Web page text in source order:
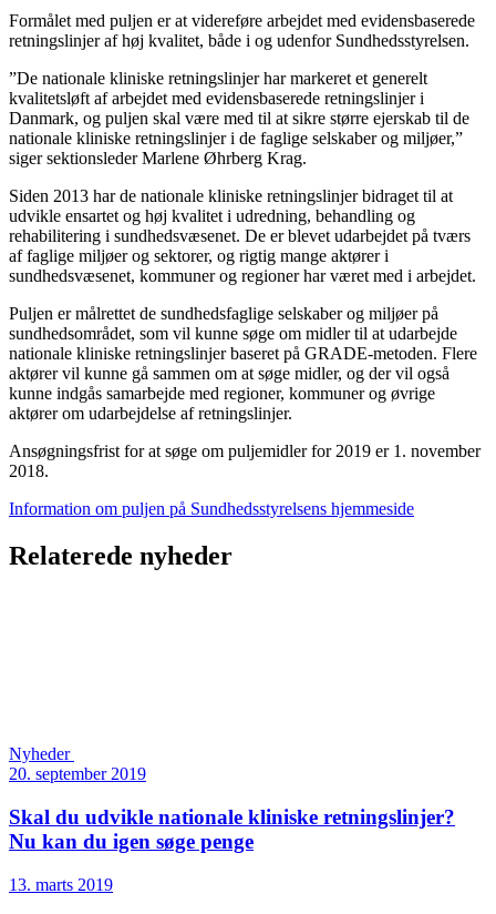
Formålet med puljen er at videreføre arbejdet med evidensbaserede
retningslinjer af høj kvalitet, både i og udenfor Sundhedsstyrelsen.
”De nationale kliniske retningslinjer har markeret et generelt
kvalitetsløft af arbejdet med evidensbaserede retningslinjer i
Danmark, og puljen skal være med til at sikre større ejerskab til de
nationale kliniske retningslinjer i de faglige selskaber og miljøer,”
siger sektionsleder Marlene Øhrberg Krag.
Siden 2013 har de nationale kliniske retningslinjer bidraget til at
udvikle ensartet og høj kvalitet i udredning, behandling og
rehabilitering i sundhedsvæsenet. De er blevet udarbejdet på tværs
af faglige miljøer og sektorer, og rigtig mange aktører i
sundhedsvæsenet, kommuner og regioner har været med i arbejdet.
Puljen er målrettet de sundhedsfaglige selskaber og miljøer på
sundhedsområdet, som vil kunne søge om midler til at udarbejde
nationale kliniske retningslinjer baseret på GRADE-metoden. Flere
aktører vil kunne gå sammen om at søge midler, og der vil også
kunne indgås samarbejde med regioner, kommuner og øvrige
aktører om udarbejdelse af retningslinjer.
Ansøgningsfrist for at søge om puljemidler for 2019 er 1. november
2018.
Information om puljen på Sundhedsstyrelsens hjemmeside
Relaterede nyheder
Nyheder
20. september 2019
Skal du udvikle nationale kliniske retningslinjer?
Nu kan du igen søge penge
13. marts 2019